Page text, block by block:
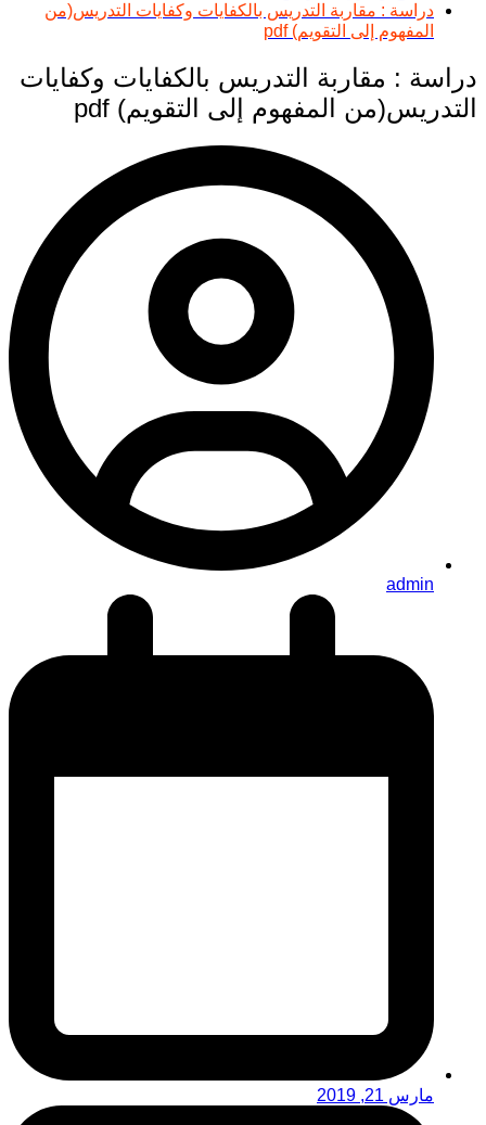
دراسة : مقاربة التدريس بالكفايات وكفايات التدريس(من
المفهوم إلى التقويم) pdf
دراسة : مقاربة التدريس بالكفايات وكفايات
التدريس(من المفهوم إلى التقويم) pdf
admin
مارس 21, 2019